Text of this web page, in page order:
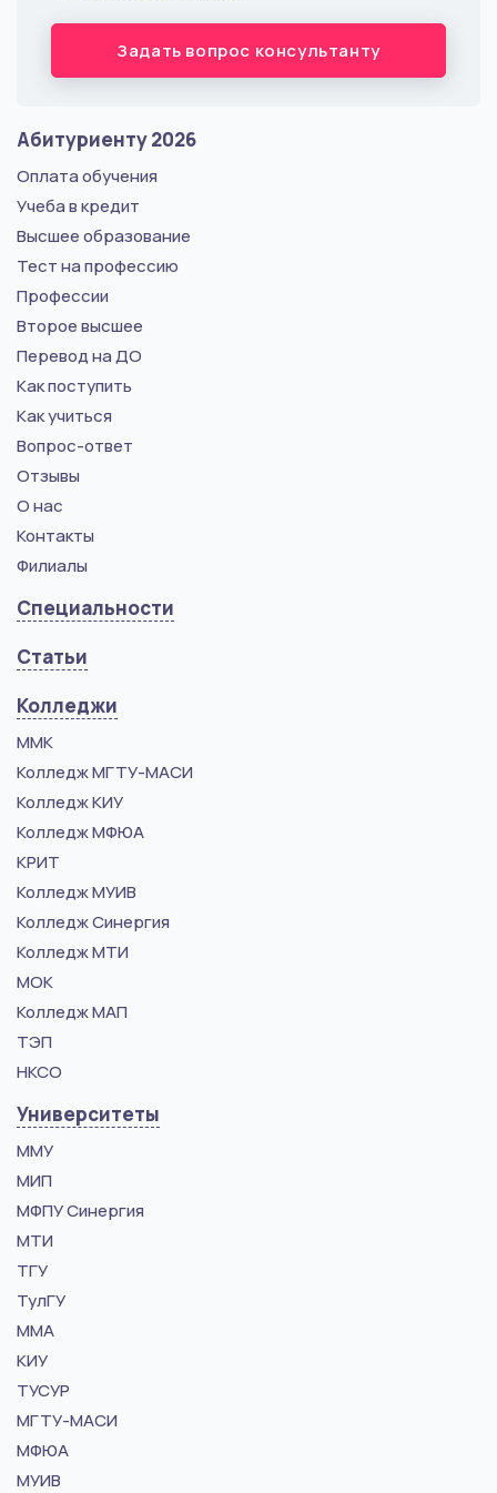
Задать вопрос консультанту
Абитуриенту 2026
Оплата обучения
Учеба в кредит
Высшее образование
Тест на профессию
Профессии
Второе высшее
Перевод на ДО
Как поступить
Как учиться
Вопрос-ответ
Отзывы
О нас
Контакты
Филиалы
Специальности
Статьи
Колледжи
ММК
Колледж МГТУ-МАСИ
Колледж КИУ
Колледж МФЮА
КРИТ
Колледж МУИВ
Колледж Синергия
Колледж МТИ
МОК
Колледж МАП
ТЭП
НКСО
Университеты
ММУ
МИП
МФПУ Синергия
МТИ
ТГУ
ТулГУ
ММА
КИУ
ТУСУР
МГТУ-МАСИ
МФЮА
МУИВ